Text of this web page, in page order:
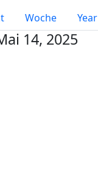
Woche Year
14, 2025